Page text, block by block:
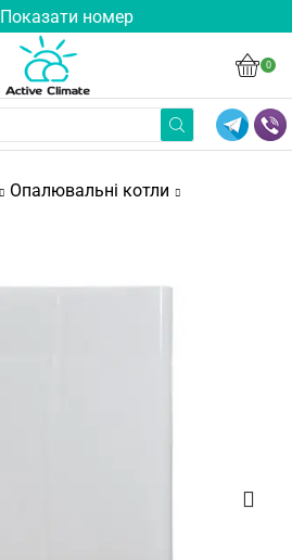
Показати номер
0
Опалювальні котли